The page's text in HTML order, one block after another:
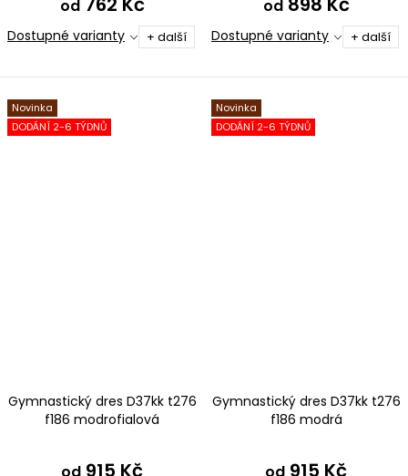
od
Dostupné varianty + další
od
Dostupné varianty + další
Novinka
DODÁNÍ 2-6 TÝDNŮ
Gymnastický dres D37kk t276
f186 modrofialová
915 Kč
Novinka
DODÁNÍ 2-6 TÝDNŮ
Gymnastický dres D37kk t276
f186 modrá
915 Kč